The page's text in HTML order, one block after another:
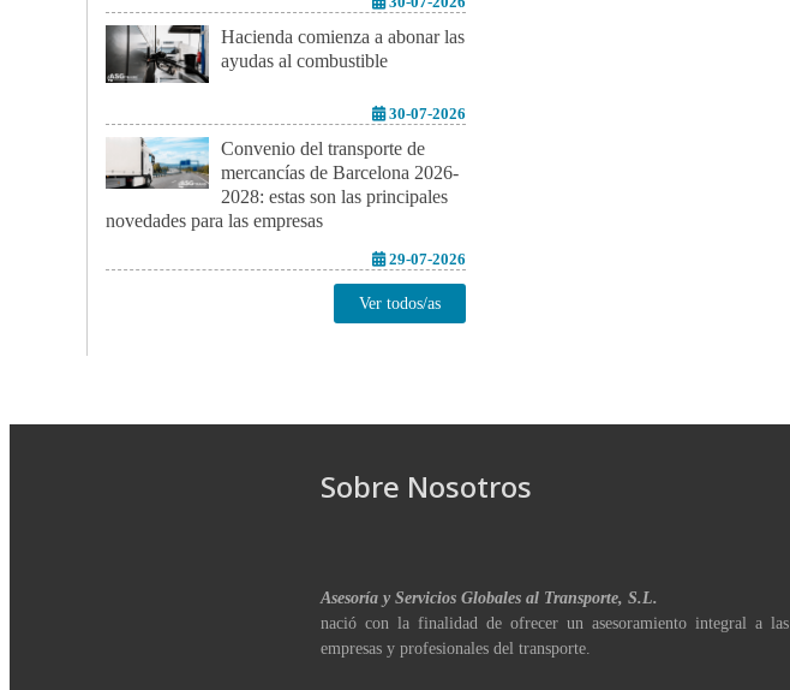
Hacienda comienza a abonar las
ayudas al combustible
30-07-2026
Convenio del transporte de
mercancías de Barcelona 2026-
2028: estas son las principales
novedades para las empresas
29-07-2026
Ver todos/as
Sobre Nosotros
Asesoría y Servicios Globales al Transporte, S.L.
nació con la finalidad de ofrecer un asesoramiento integral a las
empresas y profesionales del transporte.